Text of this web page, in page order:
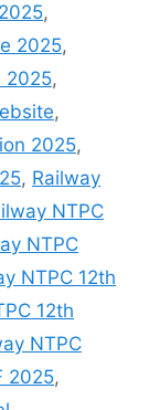
,
2025,
2025,
,
2025,
, Railway
NTPC
NTPC
NTPC 12th
12th
NTPC
2025,